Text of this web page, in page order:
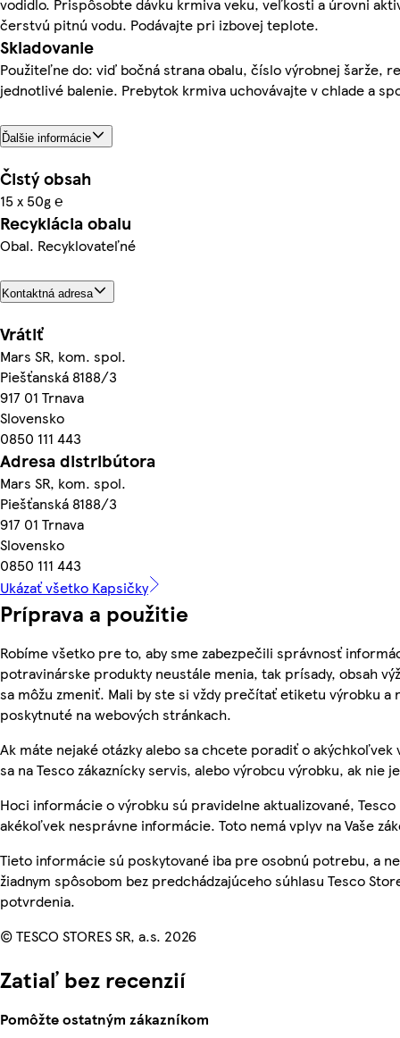
vodidlo. Prispôsobte dávku krmiva veku, veľkosti a úrovni
čerstvú pitnú vodu. Podávajte pri izbovej teplote.
Skladovanie
Použiteľne do: viď bočná strana obalu, číslo výrobnej šarže,
jednotlivé balenie. Prebytok krmiva uchovávajte v chlade a
Ďalšie informácie
Čistý obsah
15 x 50g ℮
Recyklácia obalu
Obal. Recyklovateľné
Kontaktná adresa
Vrátiť
Mars SR, kom. spol.
Piešťanská 8188/3
917 01 Trnava
Slovensko
0850 111 443
Adresa distribútora
Mars SR, kom. spol.
Piešťanská 8188/3
917 01 Trnava
Slovensko
0850 111 443
Ukázať všetko Kapsičky
Príprava a použitie
Robíme všetko pre to, aby sme zabezpečili správnosť
potravinárske produkty neustále menia, tak prísady, obsah
sa môžu zmeniť. Mali by ste si vždy prečítať etiketu výrobku
poskytnuté na webových stránkach.
Ak máte nejaké otázky alebo sa chcete poradiť o
sa na Tesco zákaznícky servis, alebo výrobcu výrobku, ak nie
Hoci informácie o výrobku sú pravidelne aktualizované,
akékoľvek nesprávne informácie. Toto nemá vplyv na Vaše
Tieto informácie sú poskytované iba pre osobnú potrebu, a
žiadnym spôsobom bez predchádzajúceho súhlasu Tesco
potvrdenia.
© TESCO STORES SR, a.s. 2026
Zatiaľ bez recenzií
Pomôžte ostatným zákazníkom